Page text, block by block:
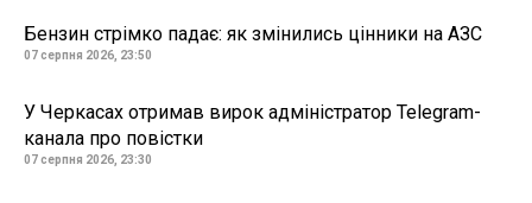
Бензин стрімко падає: як змінились цінники на АЗС
07 серпня 2026, 23:50
У Черкасах отримав вирок адміністратор Telegram-
канала про повістки
07 серпня 2026, 23:30